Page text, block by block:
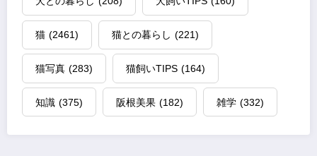
猫 (2461) 猫との暮らし (221)
猫写真 (283) 猫飼いTIPS (164)
知識 (375) 阪根美果 (182) 雑学 (332)